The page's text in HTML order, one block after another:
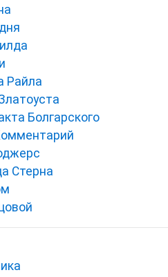
Райла
Болгарского
Стерна